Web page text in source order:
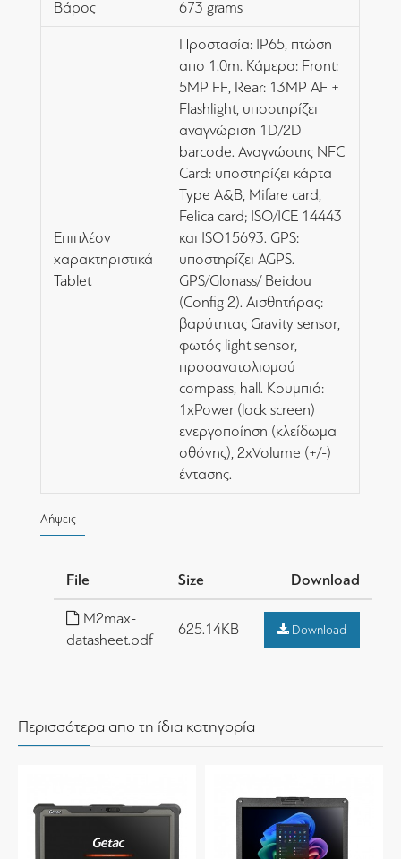
Βάρος 673 grams
Επιπλέον
χαρακτηριστικά
Tablet
Προστασία: IP65, πτώση
απο 1.0m. Κάμερα: Front:
5MP FF, Rear: 13MP AF +
Flashlight, υποστηρίζει
αναγνώριση 1D/2D
barcode. Αναγνώστης NFC
Card: υποστηρίζει κάρτα
Type A&B, Mifare card,
Felica card; ISO/ICE 14443
και ISO15693. GPS:
υποστηρίζει AGPS.
GPS/Glonass/ Beidou
(Config 2). Αισθητήρας:
βαρύτητας Gravity sensor,
φωτός light sensor,
προσανατολισμού
compass, hall. Κουμπιά:
1xPower (lock screen)
ενεργοποίηση (κλείδωμα
οθόνης), 2xVolume (+/-)
έντασης.
Λήψεις
File Size Download
M2max-
datasheet.pdf
625.14KB Download
Περισσότερα απο τη ίδια κατηγορία